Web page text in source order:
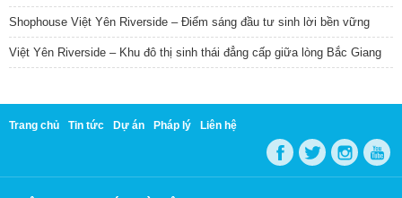
Shophouse Việt Yên Riverside – Điểm sáng đầu tư sinh lời bền vững
Việt Yên Riverside – Khu đô thị sinh thái đẳng cấp giữa lòng Bắc Giang
Trang chủ Tin tức Dự án Pháp lý Liên hệ